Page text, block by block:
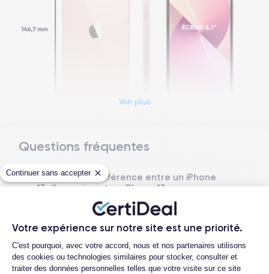
Continuer sans accepter
Votre expérience sur notre site est une priorité.
Plateforme de Gestion du
C'est pourquoi, avec votre accord, nous et nos partenaires utilisons
des cookies ou technologies similaires pour stocker, consulter et
traiter des données personnelles telles que votre visite sur ce site
Dimensions et poids iPhone 13
Date de sortie Système exploitation
146.7×71.5×7.65 mm
Poids
173 g
Écran
OLED 6.1 pouces
Résolution écran
2340 x 1080 pixels
Voir plus
Questions fréquentes
Quelle est la différence entre un iPhone
13 d'occasion et un iPhone 13
reconditionné ?
Quelle est la durée de vie d'un iPhone 13
reconditionné ?
Quelles sont les options disponibles sur
les batteries ?